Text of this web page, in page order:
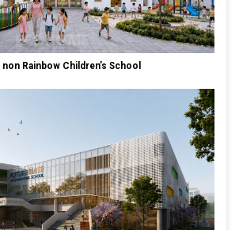
Rainbow Children’s School